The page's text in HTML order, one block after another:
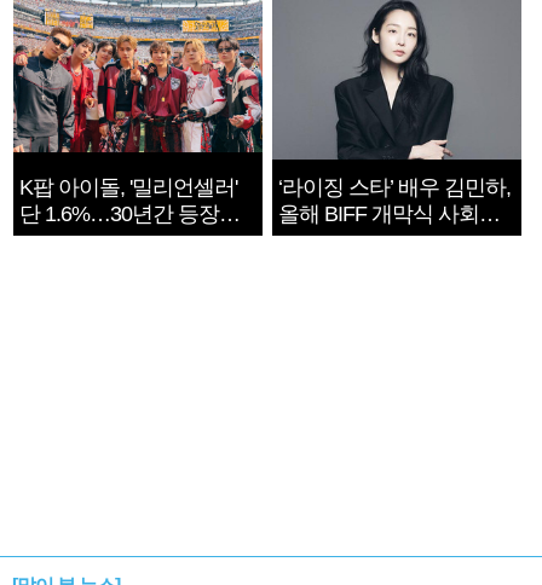
K팝 아이돌, '밀리언셀러'
단 1.6%…30년간 등장
1182개팀 전수조사
‘라이징 스타’ 배우 김민하,
올해 BIFF 개막식 사회자
확정